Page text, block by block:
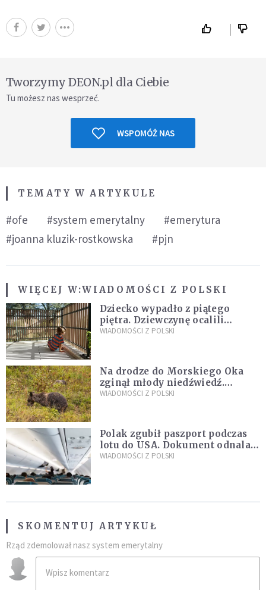
Tworzymy DEON.pl dla Ciebie
Tu możesz nas wesprzeć.
WSPOMÓŻ NAS
TEMATY W ARTYKULE
#ofe #system emerytalny
#emerytura
#joanna kluzik-rostkowska
#pjn
WIĘCEJ W:WIADOMOŚCI Z POLSKI
Dziecko wypadło z piątego
piętra. Dziewczynę ocalili
sąsiedzi
WIADOMOŚCI Z POLSKI
Na drodze do Morskiego Oka
zginął młody niedźwiedź.
Sprawę bada Policja i TPN
WIADOMOŚCI Z POLSKI
Polak zgubił paszport podczas
lotu do USA. Dokument odnalazł
się w nietypowym miejscu
WIADOMOŚCI Z POLSKI
SKOMENTUJ ARTYKUŁ
Rząd zdemolował nasz system emerytalny